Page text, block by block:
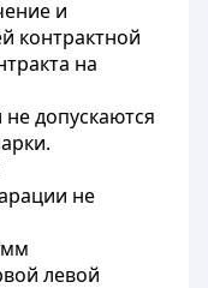
и
контрактной
на
допускаются
не
левой